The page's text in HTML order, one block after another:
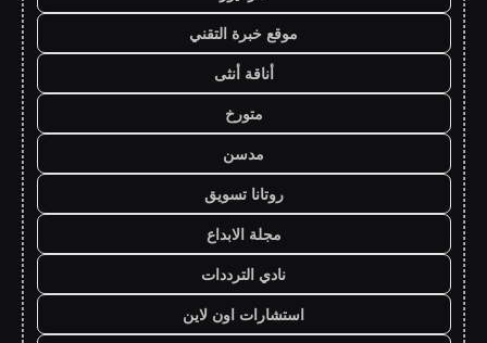
موقع خبرة التقني
أناقة أنثى
متورخ
مدسن
روتانا تسويق
مجلة الابداع
نادي الترددات
استشارات اون لاين